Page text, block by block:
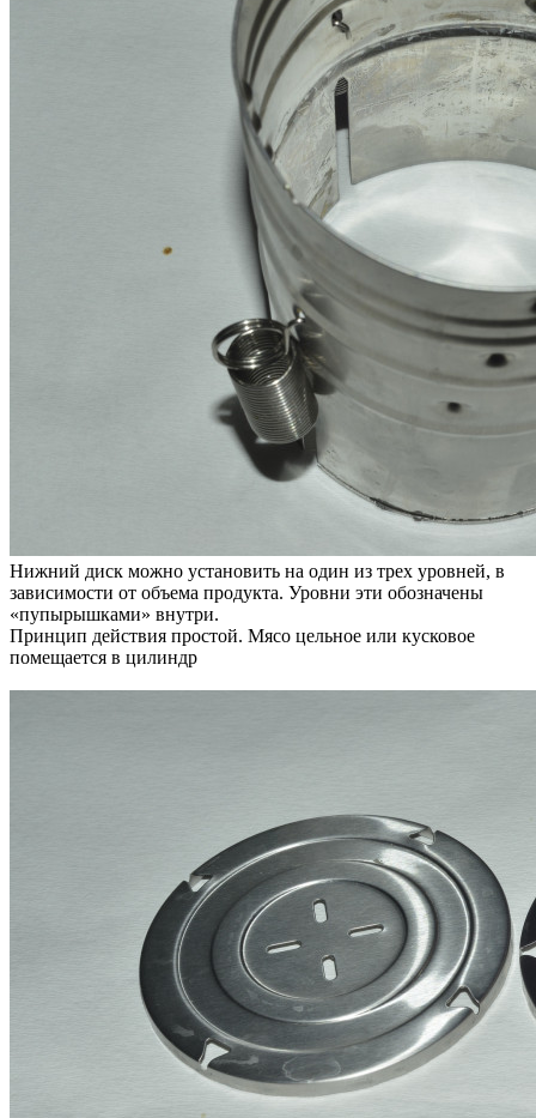
Нижний диск можно установить на один из трех уровней, в
зависимости от объема продукта. Уровни эти обозначены
«пупырышками» внутри.
Принцип действия простой. Мясо цельное или кусковое
помещается в цилиндр